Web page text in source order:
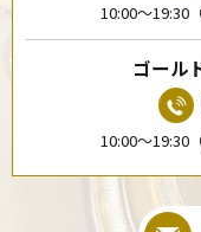
10:00〜19:30
ゴール
10:00〜19:30